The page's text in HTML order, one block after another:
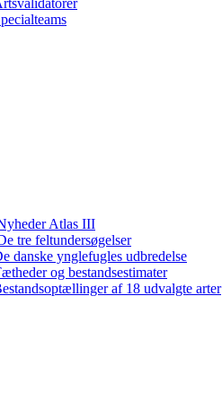
Atlas III
tre feltundersøgelser
danske ynglefugles udbredelse
og bestandsestimater
af 18 udvalgte arter